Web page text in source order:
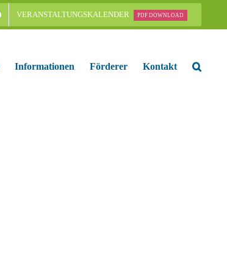
VERANSTALTUNGSKALENDER PDF DOWNLOAD
Informationen Förderer Kontakt